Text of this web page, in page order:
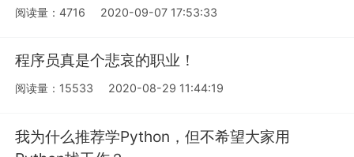
阅读量：4716 2020-09-07 17:53:33
程序员真是个悲哀的职业！
阅读量：15533 2020-08-29 11:44:19
我为什么推荐学Python，但不希望大家用